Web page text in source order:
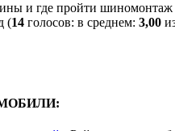
и где пройти шиномонтаж
(14 голосов: в среднем: 3,00